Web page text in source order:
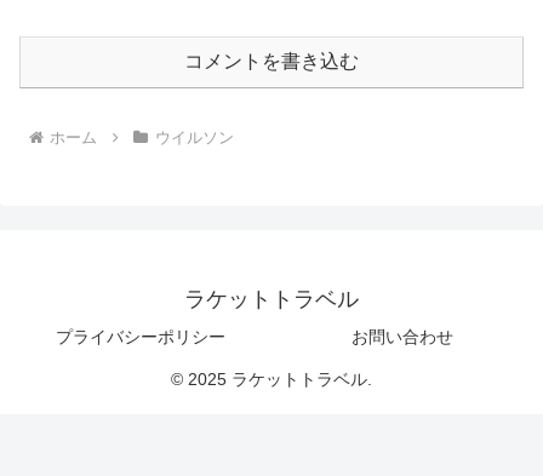
コメントを書き込む
ホーム ウイルソン
ラケットトラベル
プライバシーポリシー お問い合わせ
© 2025 ラケットトラベル.